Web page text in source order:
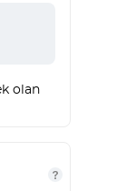
olan